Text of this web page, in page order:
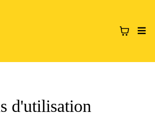
d'utilisation